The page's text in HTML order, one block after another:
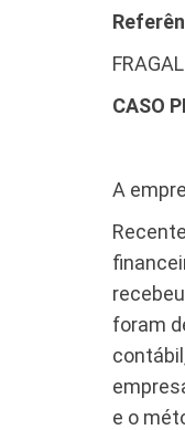
CASO
A
foram
e o